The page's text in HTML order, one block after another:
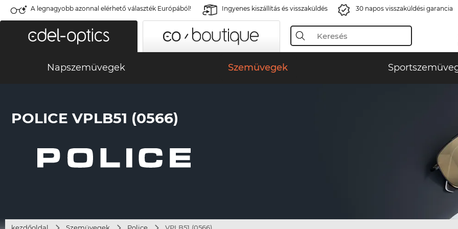
A legnagyobb azonnal elérhető választék Európából! Ingyenes kiszállítás és visszaküldés 30 napos visszaküldési garancia
Napszemüvegek Szemüvegek
POLICE VPLB51 (0566)